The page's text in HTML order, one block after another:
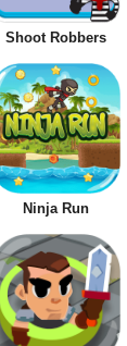
Shoot Robbers
Ninja Run